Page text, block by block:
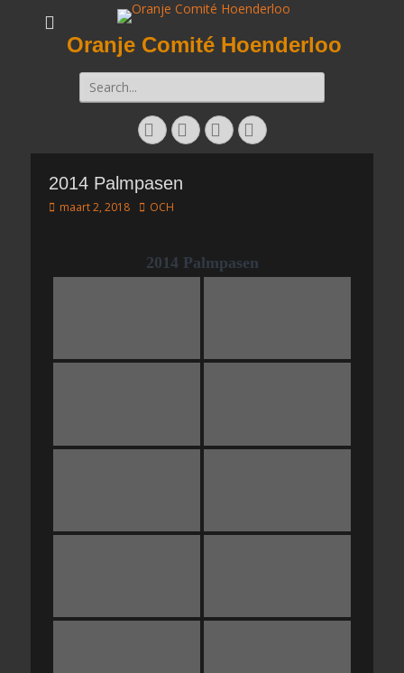
Oranje Comité Hoenderloo
Zoeken
naar:
Facebook
Twitter
E-
mail
Instagram
2014 Palmpasen
Geplaatst
maart 2, 2018 Auteur
OCH
2014 Palmpasen